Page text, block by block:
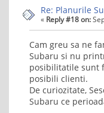
Re: Planurile
« Reply #18 on:
Cam greu sa ne
Subaru si nu
posibilitatile sunt
posibili clienti.
De curiozitate,
Subaru ce